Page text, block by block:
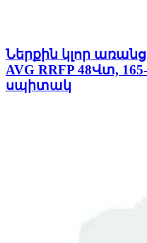
Ներքին կլոր
AVG RRFP 48Վտ,
սպիտակ